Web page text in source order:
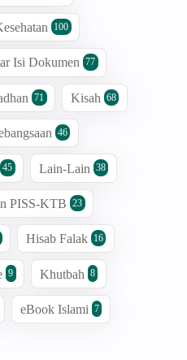
100
Isi Dokumen 77
71 Kisah 68
46
45 Lain-Lain 38
PISS-KTB 23
Hisab Falak 16
9 Khutbah 8
eBook Islami 7